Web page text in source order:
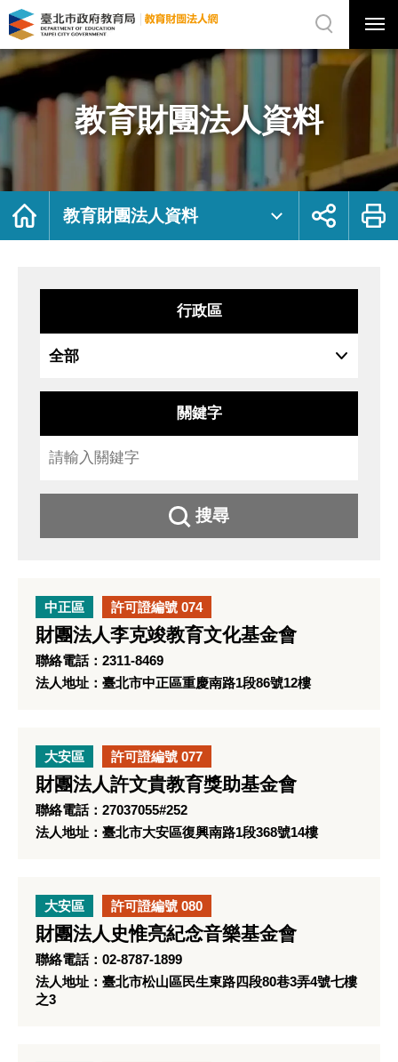
教
育
團
資
料
府
局
法
網
站
選
選
單
關
網
站
尋
教育財團法人資料
首
教育財團法人資料
展
鈕
列
行政區
關鍵字
搜尋
中正區 許可證編號 074
財團法人李克竣教育文化基金會
聯絡電話：2311-8469
法人地址：臺北市中正區重慶南路1段86號12樓
大安區 許可證編號 077
財團法人許文貴教育獎助基金會
聯絡電話：27037055#252
法人地址：臺北市大安區復興南路1段368號14樓
大安區 許可證編號 080
財團法人史惟亮紀念音樂基金會
聯絡電話：02-8787-1899
法人地址：臺北市松山區民生東路四段80巷3弄4號七樓
之3